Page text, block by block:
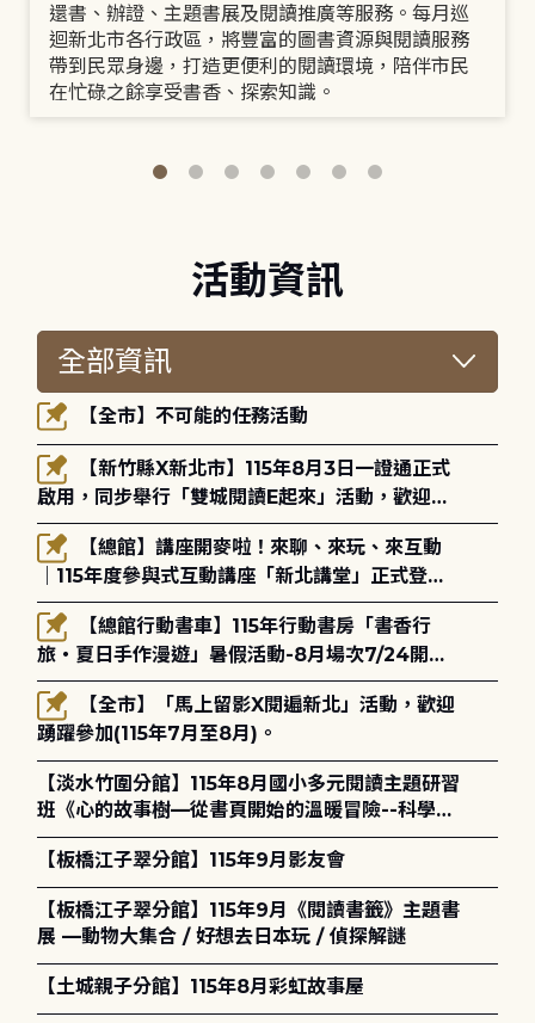
還書、辦證、主題書展及閱讀推廣等服務。每月巡
迴新北市各行政區，將豐富的圖書資源與閱讀服務
帶到民眾身邊，打造更便利的閱讀環境，陪伴市民
在忙碌之餘享受書香、探索知識。
活動資訊
【全市】不可能的任務活動
啟用，同步舉行「雙城閱讀E起來」活動，歡迎踴
躍參加(115年8月3日至10月4日)。
｜115年度參與式互動講座「新北講堂」正式登
場！
旅・夏日手作漫遊」暑假活動-8月場次7/24開始
報名
踴躍參加(115年7月至8月)。
【淡水竹圍分館】115年8月國小多元閱讀主題研習
班《心的故事樹—從書頁開始的溫暖冒險--科學實
驗室裡的放電章魚》
【板橋江子翠分館】115年9月影友會
【板橋江子翠分館】115年9月《閱讀書籤》主題書
展 —動物大集合 / 好想去日本玩 / 偵探解謎
【土城親子分館】115年8月彩虹故事屋